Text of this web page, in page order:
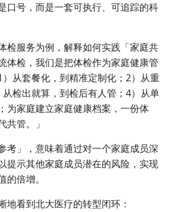
口号，而是一套可执行、可追踪的科
检服务为例，解释如何实践「家庭共
体检，我们是把体检作为家庭健康管
从套餐化，到精准定制化；2）从重
检出就算，到检后有人管；4）从单
为家庭建立家庭健康档案，一份体
共管。」
考」，意味着通过对一个家庭成员深
提示其他家庭成员潜在的风险，实现
倍增。
地看到北大医疗的转型闭环：